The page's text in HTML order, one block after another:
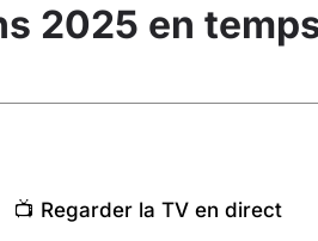
2025 en
📺 Regarder la TV en direct